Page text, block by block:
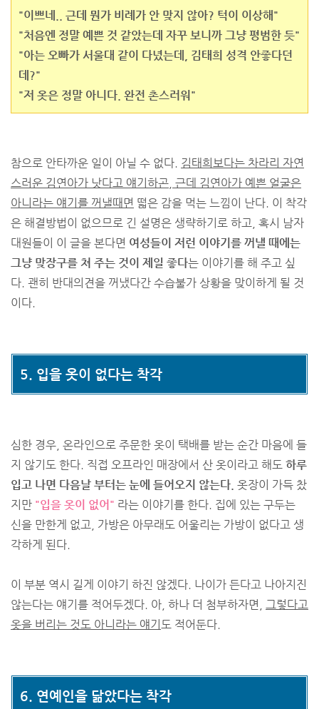
"이쁘네.. 근데 뭔가 비례가 안 맞지 않아? 턱이 이상해"
"처음엔 정말 예쁜 것 같았는데 자꾸 보니까 그냥 평범한 듯"
"아는 오빠가 서울대 같이 다녔는데, 김태희 성격 안좋다던
데?"
"저 옷은 정말 아니다. 완전 촌스러워"
참으로 안타까운 일이 아닐 수 없다. 김태희보다는 차라리 자연
스러운 김연아가 낫다고 얘기하곤, 근데 김연아가 예쁜 얼굴은
아니라는 얘기를 꺼낼때면 떫은 감을 먹는 느낌이 난다. 이 착각
은 해결방법이 없으므로 긴 설명은 생략하기로 하고, 혹시 남자
대원들이 이 글을 본다면 여성들이 저런 이야기를 꺼낼 때에는
그냥 맞장구를 쳐 주는 것이 제일 좋다는 이야기를 해 주고 싶
다. 괜히 반대의견을 꺼냈다간 수습불가 상황을 맞이하게 될 것
이다.
5. 입을 옷이 없다는 착각
심한 경우, 온라인으로 주문한 옷이 택배를 받는 순간 마음에 들
지 않기도 한다. 직접 오프라인 매장에서 산 옷이라고 해도 하루
입고 나면 다음날 부터는 눈에 들어오지 않는다. 옷장이 가득 찼
지만 "입을 옷이 없어" 라는 이야기를 한다. 집에 있는 구두는
신을 만한게 없고, 가방은 아무래도 어울리는 가방이 없다고 생
각하게 된다.
이 부분 역시 길게 이야기 하진 않겠다. 나이가 든다고 나아지진
않는다는 얘기를 적어두겠다. 아, 하나 더 첨부하자면, 그렇다고
옷을 버리는 것도 아니라는 얘기 도 적어둔다.
6. 연예인을 닮았다는 착각